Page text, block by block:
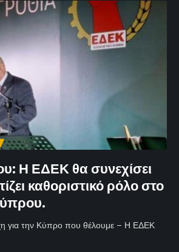
Η ΕΔΕΚ θα συνεχίσει
καθοριστικό ρόλο στο
για την Κύπρο που θέλουμε – Η ΕΔΕΚ